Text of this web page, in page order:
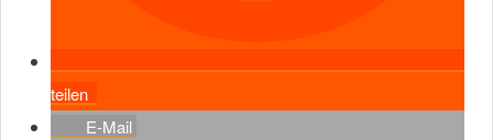
teilen
E-Mail